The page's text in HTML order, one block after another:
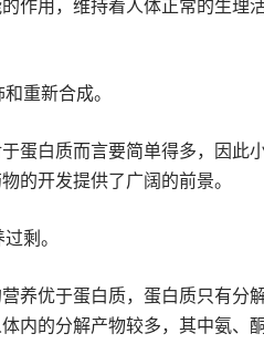
作用，维持着人体正常的生理
重新合成。
蛋白质而言要简单得多，因此
的开发提供了广阔的前景。
剩。
营养优于蛋白质，蛋白质只有分
内的分解产物较多，其中氨、